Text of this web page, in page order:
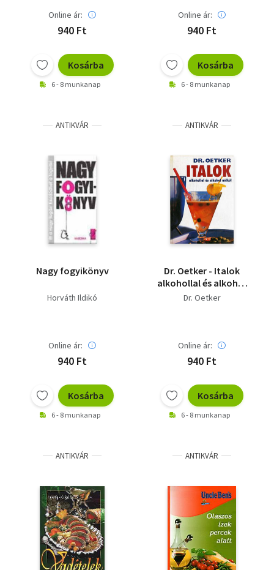
Online ár:
940 Ft
Kosárba
6 - 8 munkanap
Online ár:
940 Ft
Kosárba
6 - 8 munkanap
ANTIKVÁR
Nagy fogyikönyv
Horváth Ildikó
Online ár:
940 Ft
Kosárba
6 - 8 munkanap
ANTIKVÁR
Dr. Oetker - Italok
alkohollal és alkohol
nélkül
Dr. Oetker
Online ár:
940 Ft
Kosárba
6 - 8 munkanap
ANTIKVÁR ANTIKVÁR